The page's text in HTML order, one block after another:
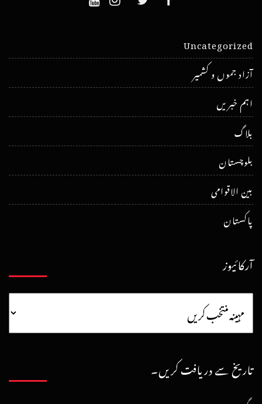
Uncategorized
آزاد جموں و کشمیر
اہم خبریں
بلاگ
بلوچستان
بین الاقوامی
پاکستان
آرکائیوز
تاریخ سے دریافت کریں۔